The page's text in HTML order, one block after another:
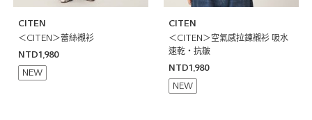
CITEN
＜CITEN＞蕾絲襯衫
NTD1,980
NEW
CITEN
＜CITEN＞空氣感拉鍊襯衫 吸水
速乾・抗皺
NTD1,980
NEW